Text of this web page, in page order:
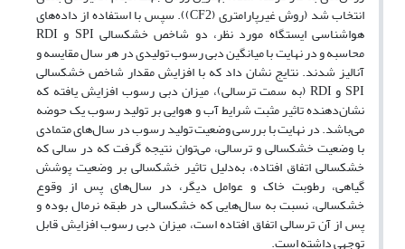
انتخاب شد (روش غیرپارامتری (CF2)). سپس با استفاده از داده‌های
هواشناسی ایستگاه مورد نظر، دو شاخص خشکسالی SPI و RDI
محاسبه و در نهایت با میانگین دبی رسوب تولیدی در هر سال مقایسه و
آنالیز شدند. نتایج نشان داد که با افزایش مقدار شاخص خشکسالی
SPI و RDI (به سمت ترسالی)، میزان دبی رسوب افزایش یافته که
نشان‌دهنده تاثیر مثبت شرایط آب و هوایی بر تولید رسوب یک حوضه
می‌باشد. در نهایت با بررسی وضعیت تولید رسوب در سال‌های متمادی
با وضعیت خشکسالی و ترسالی، می‌توان نتیجه گرفت که در سالی که
خشکسالی اتفاق افتاده، به‌دلیل تاثیر خشکسالی بر وضعیت پوشش
گیاهی، رطوبت خاک و عوامل دیگر، در سال‌های پس از وقوع
خشکسالی، نسبت به سال‌هایی که خشکسالی در طبقه نرمال بوده و
پس از آن ترسالی اتفاق افتاده است، میزان دبی رسوب افزایش قابل
توجهی داشته است.